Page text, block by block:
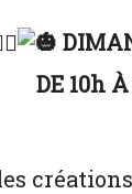
DE 10h